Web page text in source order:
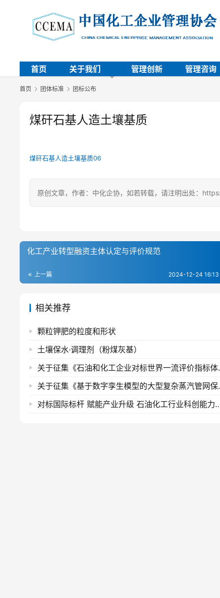
首页 关于我们 管理创新 管理咨询
首页 团体标准 团标公布
煤矸石基人造土壤基质
煤矸石基人造土壤基质06
原创文章，作者：中化企协，如若转载，请注明出处：
化工产业转型融资主体认定与评价规范
上一篇 2024-12-24 16:13
相关推荐
颗粒钾肥的粒度和形状
土壤保水·调理剂（粉煤灰基）
关于征集《
关于征集《基于
对标国际标杆 赋能产业升级 石油化工